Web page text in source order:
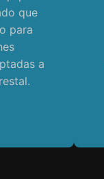
que
para
a